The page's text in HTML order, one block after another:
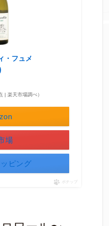
・フュメ
| 楽天市場調べ）
場
ピング
ポチップ